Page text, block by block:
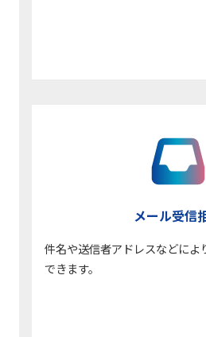
メール受信
件名や送信者アドレスなどによ
できます。